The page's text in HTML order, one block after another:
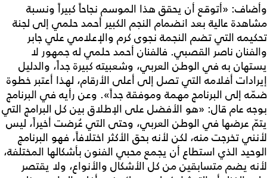
وأضاف: «أتوقع أن يحقق هذا الموسم نجاحاً كبيراً ونسبة
مشاهدة عالية بعد انضمام النجم الكبير أحمد حلمي إلى لجنة
تحكيمه التي تضم النجمة نجوى كرم والإعلامي علي جابر
والفنان ناصر القصبي. فالفنان أحمد حلمي له جمهور لا
يستهان به في الوطن العربي، وشعبيته كبيرة جداً، والدليل
إيرادات أفلامه التي تصل إلى أعلى الأرقام، لهذا أعتبر خطوة
ضمّه إلى البرنامج مهمة وموفقة جداً». وعن رأيه في البرنامج
بوجه عام قال: «هو الأفضل على الإطلاق بين كل البرامج التي
يتمّ عرضها في الوطن العربي، وحتى التي عُرضت أخيراً، ليس
لأنني تخرجت منه، لكن لأنه بحق الأكثر اختلافاً، فهو البرنامج
الوحيد الذي استطاع أن يجمع محبي الفنون بأشكالها المختلفة،
لأنه يضم متسابقين من كل الأشكال والأنواع، ولا يقتصر